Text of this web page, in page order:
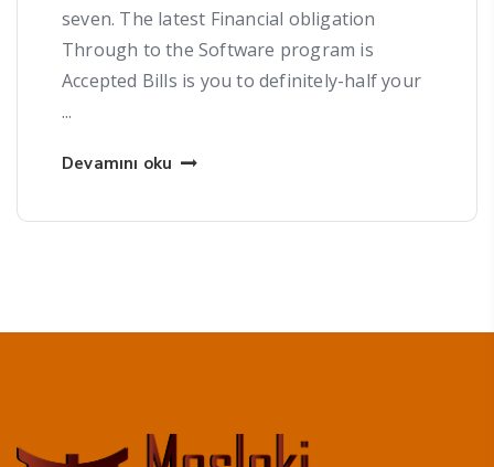
seven. The latest Financial obligation
Through to the Software program is
Accepted Bills is you to definitely-half your
...
Devamını oku